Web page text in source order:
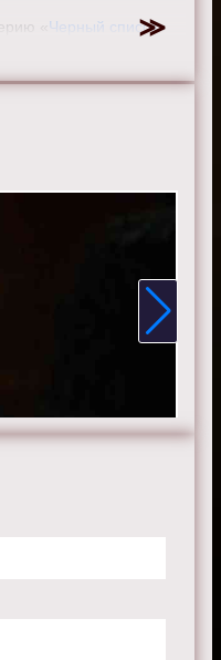
« Черный список»
сайте the-blacklist-